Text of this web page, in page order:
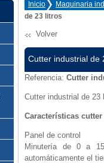
Inicio Maquinaria
de 23 litros
Volver
Cutter industrial de
Referencia:Cutter
Cutter industrial de 23
Características
Panel de control
Minutería de 0 a
automáticamente el